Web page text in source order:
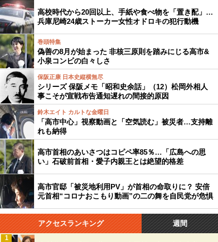
高校時代から20回以上、手紙や食べ物を「置き配」…
兵庫尼崎24歳ストーカー女性オドロキの犯行動機
巻頭特集
偽善の8月が始まった 非核三原則を踏みにじる高市&
小泉コンビの白々しさ
保阪正康 日本史縦横無尽
シリーズ 保阪メモ「昭和史余話」（12）松岡外相人
事こそが宣戦布告通知遅れの間接的原因
鈴木エイト カルトな金曜日
「高市中心」視察動画と「空気読む」被災者…支持離
れも納得
高市首相のあいさつはコピペ率85％…「広島への思
い」石破前首相・愛子内親王とは絶望的格差
高市官邸「被災地利用PV」が首相の命取りに？ 安倍
元首相“コロナおこもり動画”の二の舞を自民党が危惧
アクセスランキング 週間
1